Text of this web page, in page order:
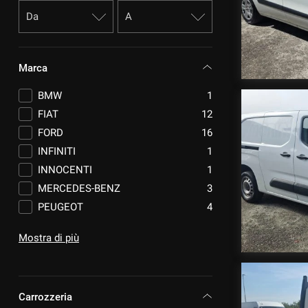
Marca
BMW
1
FIAT
12
FORD
16
INFINITI
1
INNOCENTI
1
MERCEDES-BENZ
3
PEUGEOT
4
VOLKSWAGEN
Mostra di più
Carrozzeria
questi
si
cookie
policy.
Puoi
rivedere
e
modificare
le
tue
in
qualsiasi